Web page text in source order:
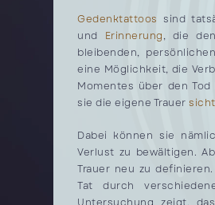
Gedenktattoos sind
und Erinnerung, die
bleibenden,
eine Möglichkeit, die
Momentes über den
sie die eigene Trauer
Dabei können sie
Verlust zu bewältigen.
Trauer neu zu
Tat durch